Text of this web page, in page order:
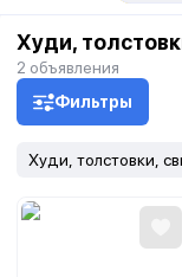
Худи,
2 объявления
Фильтры
Худи, толстовки,